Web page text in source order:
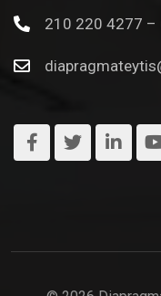
210 220 4277